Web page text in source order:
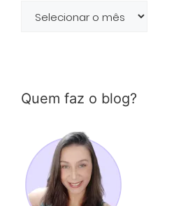
Quem faz o blog?